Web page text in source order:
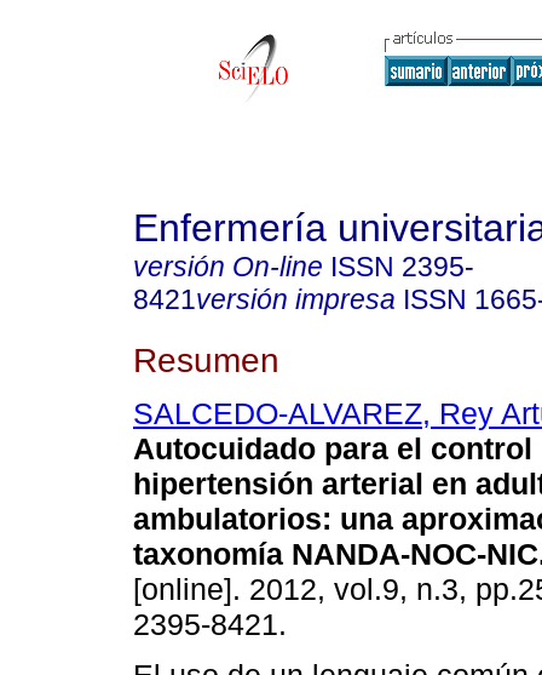
Enfermería
versión On-line ISSN 2395-
8421versión impresa ISSN
Resumen
SALCEDO-ALVAREZ, Rey
Autocuidado para el control
hipertensión arterial en
ambulatorios: una
taxonomía NANDA-NOC-NIC
[online]. 2012, vol.9, n.3,
2395-8421.